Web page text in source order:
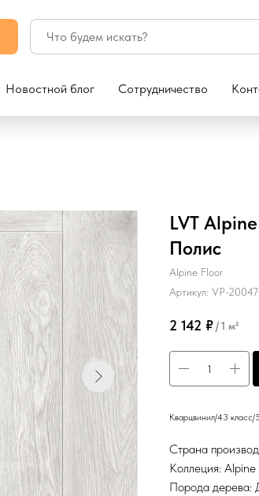
Новостной блог Сотрудничество
LVT
Полис
Alpine Floor
Артикул: VP-
2 142 ₽/1 м²
Кварцвинил/43
Страна
Коллеция:
Порода дерева: